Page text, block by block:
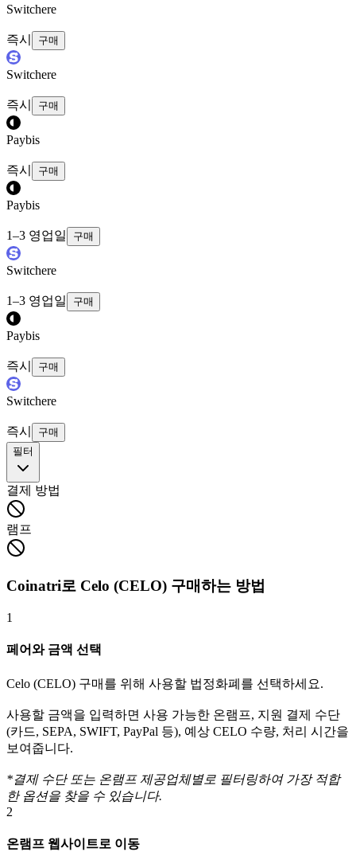
Switchere
즉시 구매
Switchere
즉시 구매
Paybis
즉시 구매
Paybis
1–3 영업일 구매
Switchere
1–3 영업일 구매
Paybis
즉시 구매
Switchere
즉시
구매
필터
결제 방법
램프
Coinatri로 Celo (CELO) 구매하는 방법
1
페어와 금액 선택
Celo (CELO) 구매를 위해 사용할 법정화폐를 선택하세요.
사용할 금액을 입력하면 사용 가능한 온램프, 지원 결제 수단
(카드, SEPA, SWIFT, PayPal 등), 예상 CELO 수량, 처리 시간을
보여줍니다.
*결제 수단 또는 온램프 제공업체별로 필터링하여 가장 적합
한 옵션을 찾을 수 있습니다.
2
온램프 웹사이트로 이동